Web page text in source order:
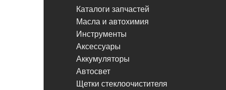
Каталоги запчастей
Масла и автохимия
Инструменты
Аксессуары
Аккумуляторы
Автосвет
Щетки стеклоочистителя